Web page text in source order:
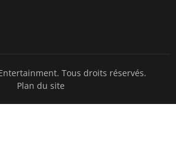
Tous droits réservés.
Plan du site